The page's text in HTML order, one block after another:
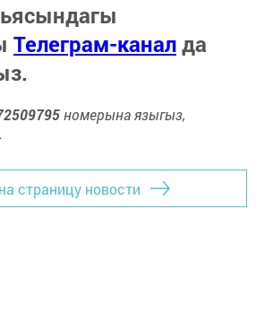
Телеграм-каналда
номерына языгыз,
страницу новости